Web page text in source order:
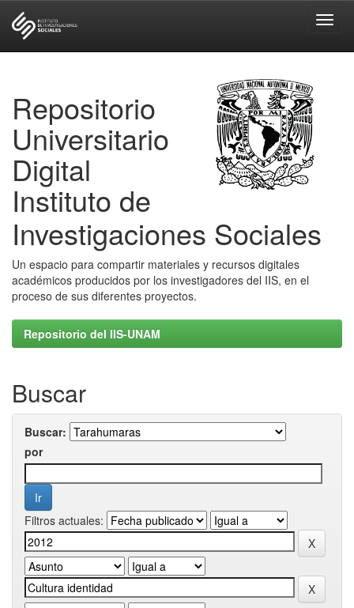
Repositorio
Universitario
Digital
Instituto de
Investigaciones Sociales
Un espacio para compartir materiales y recursos digitales
académicos producidos por los investigadores del IIS, en el
proceso de sus diferentes proyectos.
Repositorio del IIS-UNAM
Buscar
Buscar:
por
Filtros actuales: